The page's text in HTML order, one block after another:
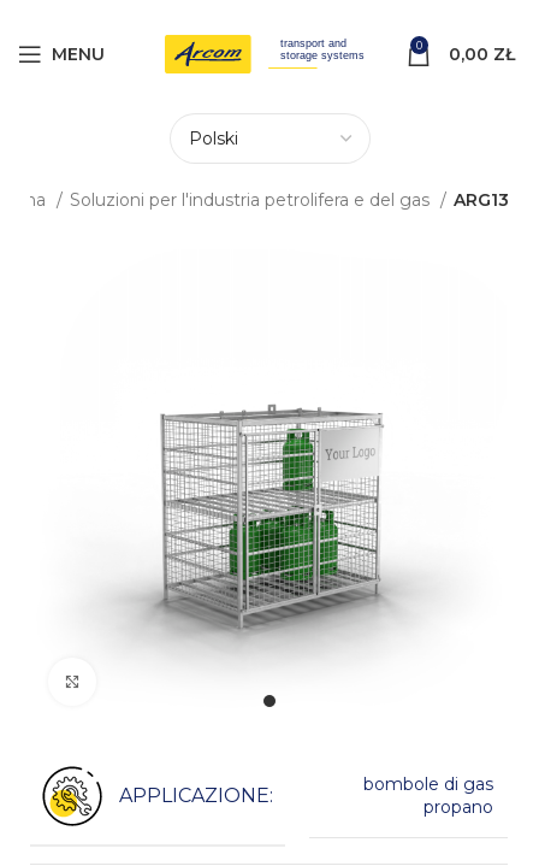
MENU 0 0,00 ZŁ
Soluzioni per l'industria petrolifera e del gas ARG13
APPLICAZIONE:
bombole di gas
propano